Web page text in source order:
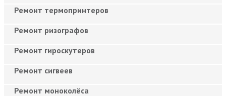
Ремонт термопринтеров
Ремонт ризографов
Ремонт гироскутеров
Ремонт сигвеев
Ремонт моноколёса